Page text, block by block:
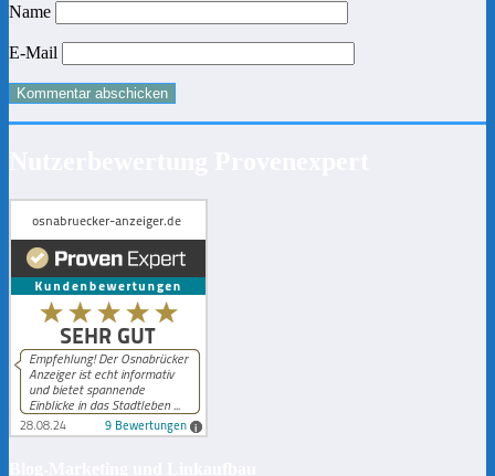
Name
E-Mail